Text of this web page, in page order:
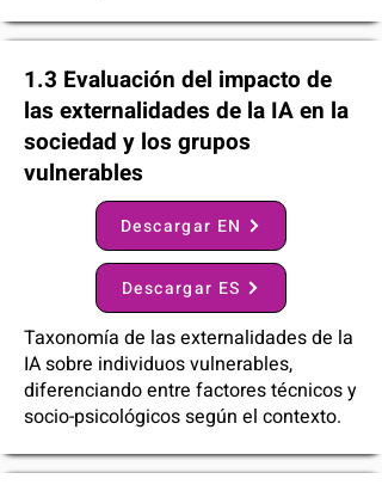
1.3 Evaluación del impacto de
las externalidades de la IA en la
sociedad y los grupos
vulnerables
Descargar EN
Descargar ES
Taxonomía de las externalidades de la
IA sobre individuos vulnerables,
diferenciando entre factores técnicos y
socio-psicológicos según el contexto.